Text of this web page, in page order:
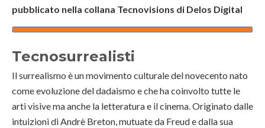
pubblicato nella collana Tecnovisions di Delos Digital
Tecnosurrealisti
Il surrealismo è un movimento culturale del novecento nato
come evoluzione del dadaismo e che ha coinvolto tutte le
arti visive ma anche la letteratura e il cinema. Originato dalle
intuizioni di Andrè Breton, mutuate da Freud e dalla sua